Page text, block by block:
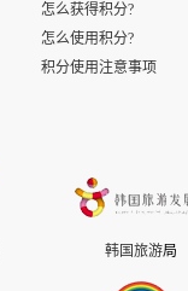
怎么获得积分?
怎么使用积分?
积分使用注意事项
韩国旅游局